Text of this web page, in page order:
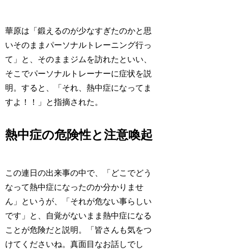
華原は「鍛えるのが少なすぎたのかと思
いそのままパーソナルトレーニング行っ
て」と、そのままジムを訪れたといい、
そこでパーソナルトレーナーに症状を説
明。すると、「それ、熱中症になってま
すよ！！」と指摘された。
熱中症の危険性と注意喚起
この連日の出来事の中で、「どこでどう
なって熱中症になったのか分かりませ
ん」というが、「それが危ない事らしい
です」と、自覚がないまま熱中症になる
ことが危険だと説明。「皆さんも気をつ
けてくださいね。真面目なお話しでし